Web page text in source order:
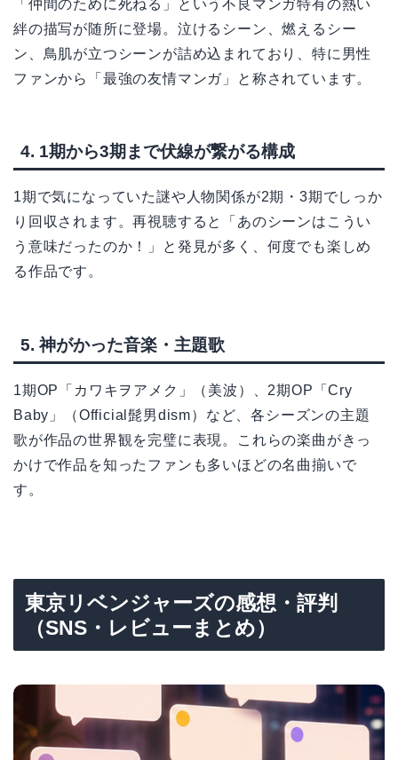
「仲間のために死ねる」という不良マンガ特有の熱い
絆の描写が随所に登場。泣けるシーン、燃えるシー
ン、鳥肌が立つシーンが詰め込まれており、特に男性
ファンから「最強の友情マンガ」と称されています。
4. 1期から3期まで伏線が繋がる構成
1期で気になっていた謎や人物関係が2期・3期でしっか
り回収されます。再視聴すると「あのシーンはこうい
う意味だったのか！」と発見が多く、何度でも楽しめ
る作品です。
5. 神がかった音楽・主題歌
1期OP「カワキヲアメク」（美波）、2期OP「Cry
Baby」（Official髭男dism）など、各シーズンの主題
歌が作品の世界観を完璧に表現。これらの楽曲がきっ
かけで作品を知ったファンも多いほどの名曲揃いで
す。
東京リベンジャーズの感想・評判
（SNS・レビューまとめ）